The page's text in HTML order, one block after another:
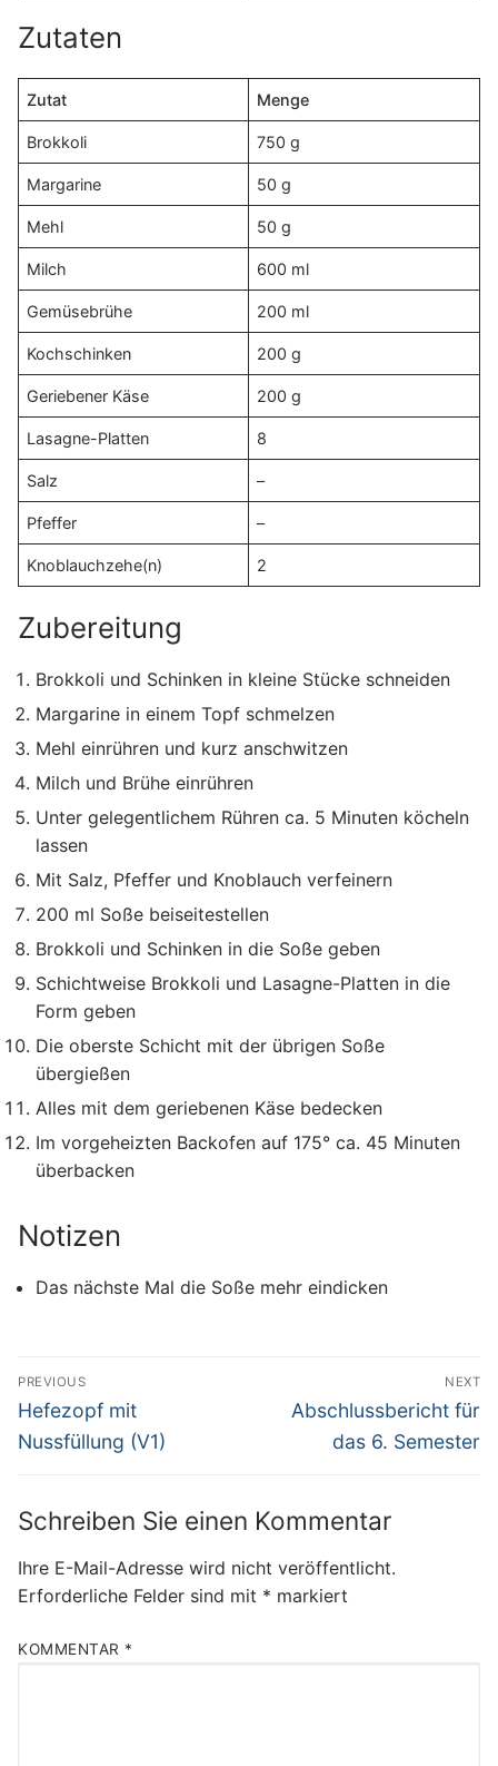
Zutaten
Zutat Menge
Brokkoli 750 g
Margarine 50 g
Mehl 50 g
Milch 600 ml
Gemüsebrühe 200 ml
Kochschinken 200 g
Geriebener Käse 200 g
Lasagne-Platten 8
Salz –
Pfeffer –
Knoblauchzehe(n) 2
Zubereitung
Brokkoli und Schinken in kleine Stücke schneiden
Margarine in einem Topf schmelzen
Mehl einrühren und kurz anschwitzen
Milch und Brühe einrühren
Unter gelegentlichem Rühren ca. 5 Minuten köcheln
lassen
Mit Salz, Pfeffer und Knoblauch verfeinern
200 ml Soße beiseitestellen
Brokkoli und Schinken in die Soße geben
Schichtweise Brokkoli und Lasagne-Platten in die
Form geben
Die oberste Schicht mit der übrigen Soße
übergießen
Alles mit dem geriebenen Käse bedecken
Im vorgeheizten Backofen auf 175° ca. 45 Minuten
überbacken
Notizen
Das nächste Mal die Soße mehr eindicken
Beitragsnavigation
PREVIOUS
Previous
post:
Hefezopf mit
Nussfüllung (V1)
NEXT
Next
Abschlussbericht für
das 6. Semester
Schreiben Sie einen Kommentar
Ihre E-Mail-Adresse wird nicht veröffentlicht.
Erforderliche Felder sind mit * markiert
KOMMENTAR *